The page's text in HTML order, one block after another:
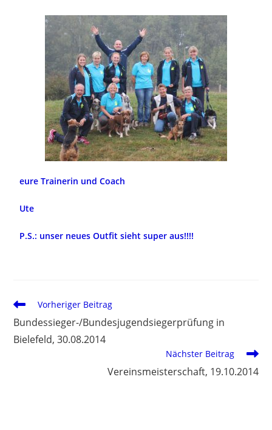
eure Trainerin und Coach
Ute
P.S.: unser neues Outfit sieht super aus!!!!
Vorheriger Beitrag
Bundessieger-/Bundesjugendsiegerprüfung in
Bielefeld, 30.08.2014
Nächster Beitrag
Vereinsmeisterschaft, 19.10.2014